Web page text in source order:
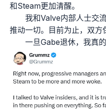
和Steam更加清醒。
我和Valve内部人士交
推动一切。目前为止，双方
一旦Gabe退休，我真